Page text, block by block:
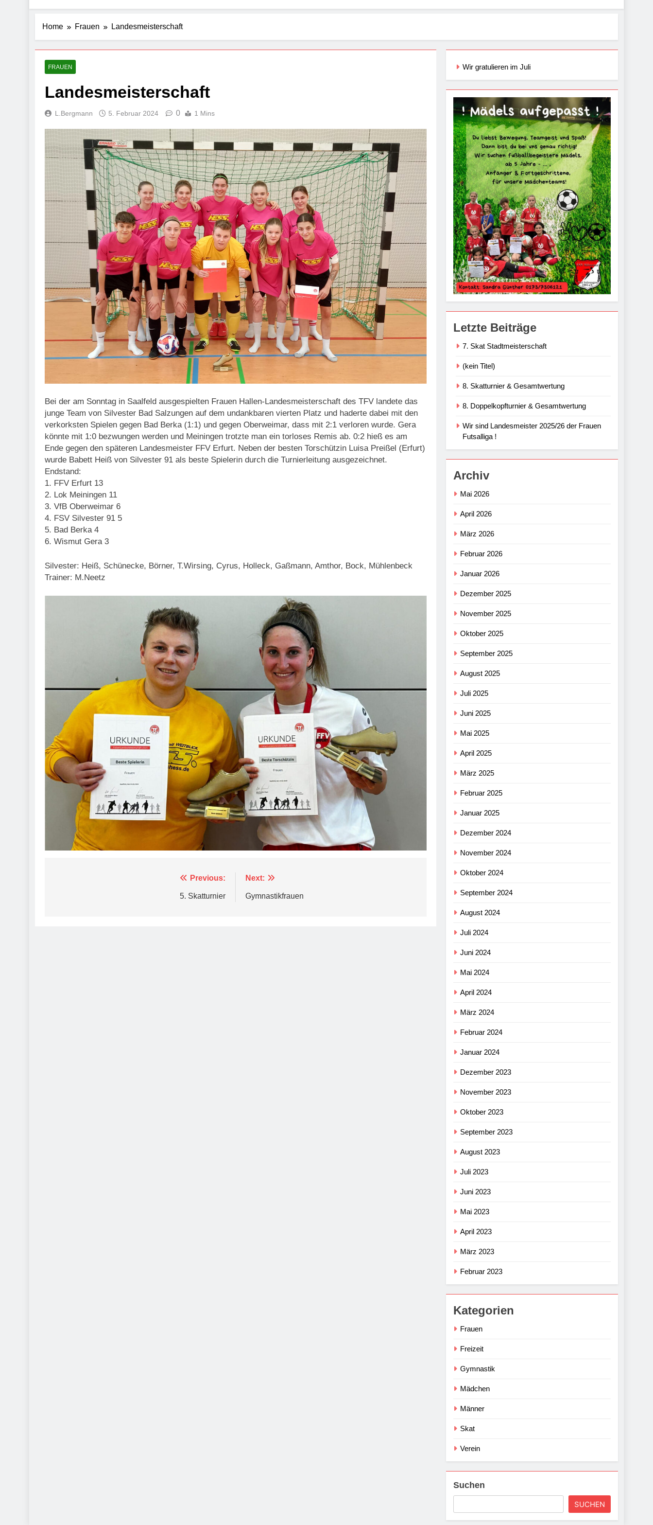
Home Frauen Landesmeisterschaft
FRAUEN
Landesmeisterschaft
L.Bergmann 5. Februar 2024 0 1 Mins
Bei der am Sonntag in Saalfeld ausgespielten Frauen Hallen-Landesmeisterschaft des TFV landete das
junge Team von Silvester Bad Salzungen auf dem undankbaren vierten Platz und haderte dabei mit den
verkorksten Spielen gegen Bad Berka (1:1) und gegen Oberweimar, dass mit 2:1 verloren wurde. Gera
könnte mit 1:0 bezwungen werden und Meiningen trotzte man ein torloses Remis ab. 0:2 hieß es am
Ende gegen den späteren Landesmeister FFV Erfurt. Neben der besten Torschützin Luisa Preißel (Erfurt)
wurde Babett Heiß von Silvester 91 als beste Spielerin durch die Turnierleitung ausgezeichnet.
Endstand:
1.⁠ ⁠FFV Erfurt 13
2.⁠ ⁠Lok Meiningen 11
3.⁠ ⁠VfB Oberweimar 6
4.⁠ ⁠FSV Silvester 91 5
5.⁠ ⁠Bad Berka 4
6.⁠ ⁠Wismut Gera 3
Silvester: Heiß, Schünecke, Börner, T.Wirsing, Cyrus, Holleck, Gaßmann, Amthor, Bock, Mühlenbeck
Trainer: M.Neetz
Previous:
5. Skatturnier
Next:
Gymnastikfrauen
Wir gratulieren im Juli
Letzte Beiträge
7. Skat Stadtmeisterschaft
(kein Titel)
8. Skatturnier & Gesamtwertung
8. Doppelkopfturnier & Gesamtwertung
Wir sind Landesmeister 2025/26 der Frauen
Futsalliga !
Archiv
Mai 2026
April 2026
März 2026
Februar 2026
Januar 2026
Dezember 2025
November 2025
Oktober 2025
September 2025
August 2025
Juli 2025
Juni 2025
Mai 2025
April 2025
März 2025
Februar 2025
Januar 2025
Dezember 2024
November 2024
Oktober 2024
September 2024
August 2024
Juli 2024
Juni 2024
Mai 2024
April 2024
März 2024
Februar 2024
Januar 2024
Dezember 2023
November 2023
Oktober 2023
September 2023
August 2023
Juli 2023
Juni 2023
Mai 2023
April 2023
März 2023
Februar 2023
Kategorien
Frauen
Freizeit
Gymnastik
Mädchen
Männer
Skat
Verein
Suchen
SUCHEN